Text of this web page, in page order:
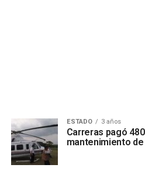
ESTADO 3 años
Carreras pagó
mantenimiento